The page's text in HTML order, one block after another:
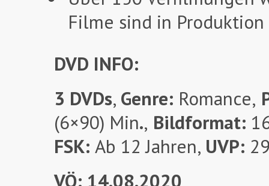
Filme sind in Produktion
DVD INFO:
3 DVDs, Genre: Romance,
(6×90) Min., Bildformat:
FSK: Ab 12 Jahren, UVP: